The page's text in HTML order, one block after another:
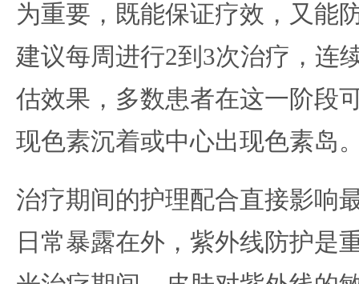
为重要，既能保证疗效，又能
建议每周进行2到3次治疗，连
估效果，多数患者在这一阶段
现色素沉着或中心出现色素岛
治疗期间的护理配合直接影响
日常暴露在外，紫外线防护是